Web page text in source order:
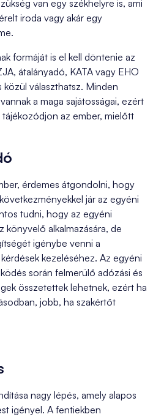
van egy székhelyre is, ami
iroda vagy akár egy
formáját is el kell döntenie az
átalányadó, KATA vagy EHO
választhatsz. Minden
a maga sajátosságai, ezért
az ember, mielőtt
érdemes átgondolni, hogy
jár az egyéni
tudni, hogy az egyéni
könyvelő alkalmazására, de
igénybe venni a
kezeléséhez. Az egyéni
során felmerülő adózási és
összetettek lehetnek, ezért ha
jobb, ha szakértőt
nagy lépés, amely alapos
igényel. A fentiekben